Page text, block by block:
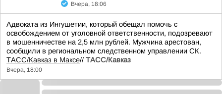
Вчера, 18:06
Адвоката из Ингушетии, который обещал помочь с
освобождением от уголовной ответственности, подозревают
в мошенничестве на 2,5 млн рублей. Мужчина арестован,
сообщили в региональном следственном управлении СК.
ТАСС/Кавказ в Максе// ТАСС/Кавказ
Вчера, 18:00